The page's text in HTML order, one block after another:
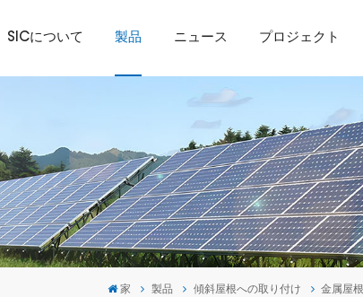
SICについて 製品 ニュース プロジェクト
家 製品 傾斜屋根への取り付け 金属屋根